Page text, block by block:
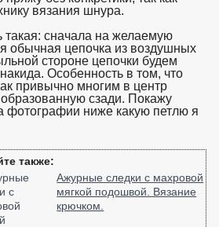
вязания шнура.
такая: сначала на желаемую
обычная цепочка из воздушных
стороне цепочки будем
Особенность в том, что
привычно многим в центр
сзади. Покажу
фотографии ниже какую петлю я
также:
Ажурные следки с махровой
мягкой подошвой. Вязание
крючком.